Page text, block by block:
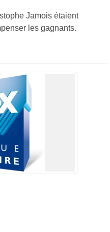
Jamois étaient
les gagnants.